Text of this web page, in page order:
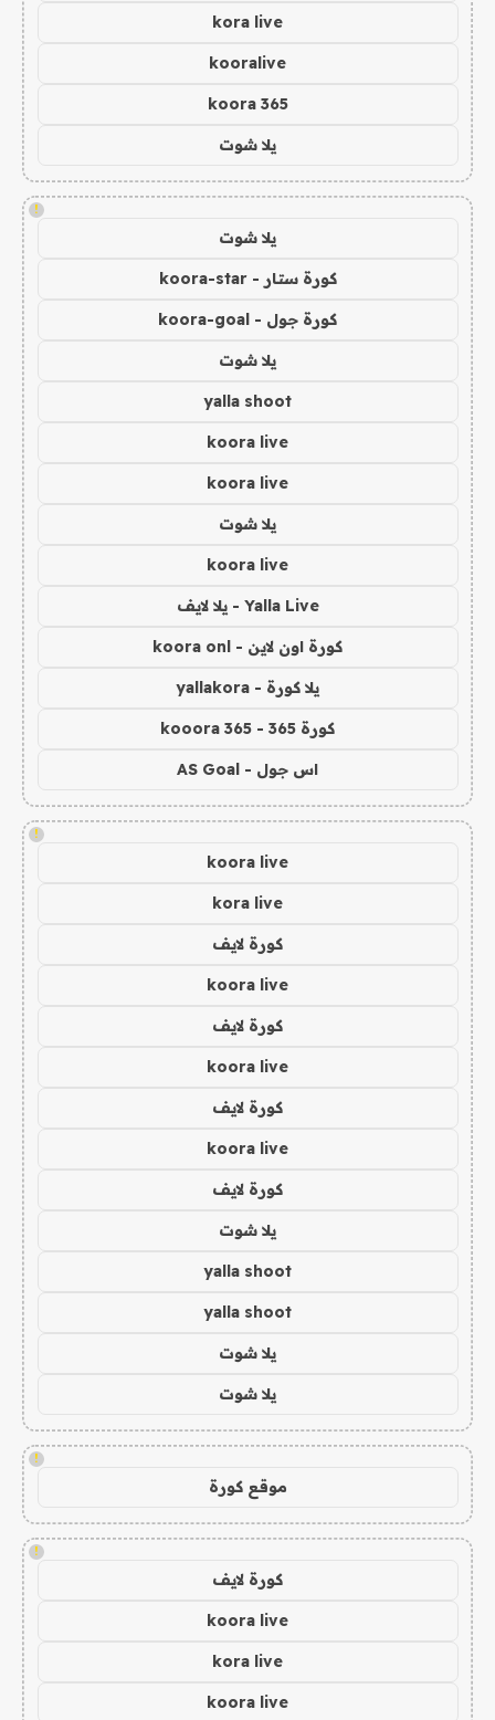
kora live
kooralive
koora 365
يلا شوت
!
يلا شوت
كورة ستار - koora-star
كورة جول - koora-goal
يلا شوت
yalla shoot
koora live
koora live
يلا شوت
koora live
Yalla Live - يلا لايف
كورة اون لاين - koora onl
يلا كورة - yallakora
كورة 365 - kooora 365
اس جول - AS Goal
!
koora live
kora live
كورة لايف
koora live
كورة لايف
koora live
كورة لايف
koora live
كورة لايف
يلا شوت
yalla shoot
yalla shoot
يلا شوت
يلا شوت
!
موقع كورة
!
كورة لايف
koora live
kora live
koora live